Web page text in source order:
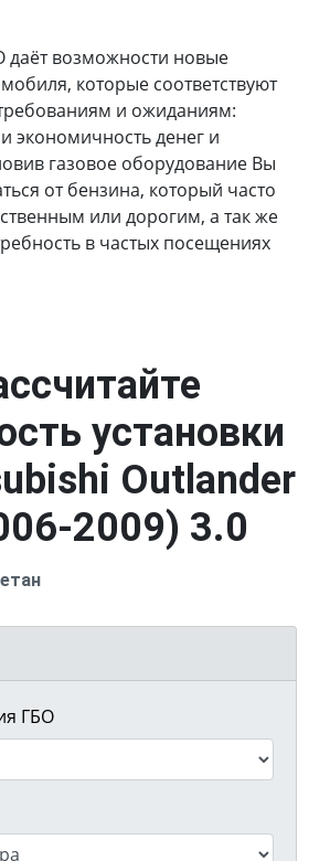
даёт возможности новые
которые соответствуют
и ожиданиям:
экономичность денег и
газовое оборудование Вы
от бензина, который часто
или дорогим, а так же
в частых посещениях
установки
Outlander
2009) 3.0
ГБО